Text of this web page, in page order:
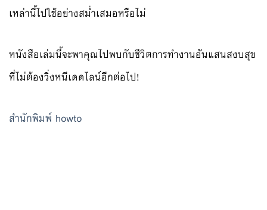
เหล่านี้ไปใช้อย่างสม่ำเสมอหรือไม่
หนังสือเล่มนี้จะพาคุณไปพบกับชีวิตการทำงานอันแสนสงบสุข
ที่ไม่ต้องวิ่งหนีเดดไลน์อีกต่อไป!
สำนักพิมพ์ howto